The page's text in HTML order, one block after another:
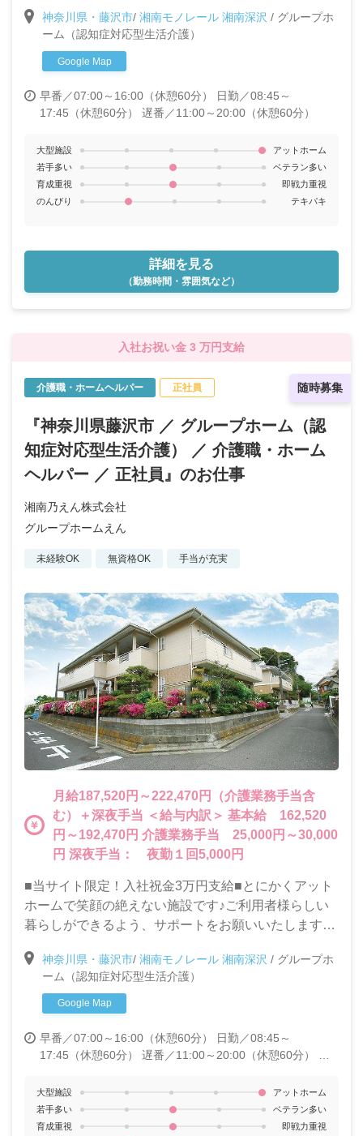
方、やる気のある方大歓迎です★
神奈川県・藤沢市/ 湘南モノレール 湘南深沢 / グループホ
ーム（認知症対応型生活介護）
Google Map
早番／07:00～16:00（休憩60分）
日勤／08:45～
17:45（休憩60分）
遅番／11:00～20:00（休憩60分）
大型施設
アットホーム
若手多い
ベテラン多い
育成重視
即戦力重視
のんびり
テキパキ
詳細を見る
（勤務時間・雰囲気など）
入社お祝い金 3 万円支給
随時募集
介護職・ホームヘルパー 正社員
『神奈川県藤沢市 ／ グループホーム（認
知症対応型生活介護） ／ 介護職・ホーム
ヘルパー ／ 正社員』のお仕事
湘南乃えん株式会社
グループホームえん
未経験OK 無資格OK 手当が充実
月給187,520円～222,470円（介護業務手当含
む）＋深夜手当 ＜給与内訳＞ 基本給 162,520
円～192,470円 介護業務手当 25,000円～30,000
円 深夜手当： 夜勤１回5,000円
■当サイト限定！入社祝金3万円支給■とにかくアット
ホームで笑顔の絶えない施設です♪ご利用者様らしい
暮らしができるよう、サポートをお願いいたします。
方、やる気のある方大歓迎です★
神奈川県・藤沢市/ 湘南モノレール 湘南深沢 / グループホ
ーム（認知症対応型生活介護）
Google Map
早番／07:00～16:00（休憩60分）
日勤／08:45～
17:45（休憩60分）
遅番／11:00～20:00（休憩60分）
大型施設
アットホーム
若手多い
ベテラン多い
育成重視
即戦力重視